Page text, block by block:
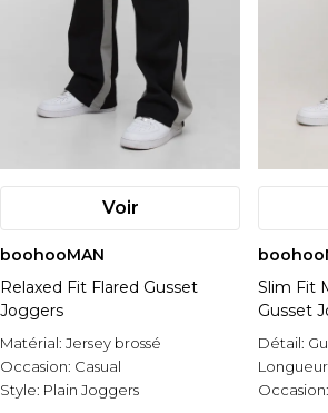
Voir
boohooMAN
Relaxed Fit Flared Gusset
Joggers
Matérial: Jersey brossé
Occasion: Casual
Style: Plain Joggers
Slim Fit
Gusset
Détail:
Occasion: